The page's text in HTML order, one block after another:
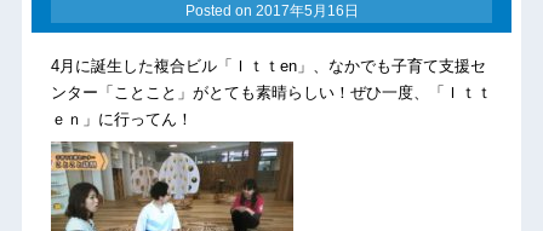
Posted on 2017年5月16日
4月に誕生した複合ビル「Ｉｔｔen」、なかでも子育て支援セ
ンター「ことこと」がとても素晴らしい！ぜひ一度、「Ｉｔｔ
ｅｎ」に行ってん！